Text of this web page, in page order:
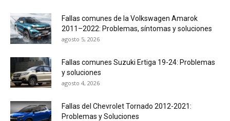
Fallas comunes de la Volkswagen Amarok
2011–2022: Problemas, síntomas y soluciones
agosto 5, 2026
Fallas comunes Suzuki Ertiga 19-24: Problemas
y soluciones
agosto 4, 2026
Fallas del Chevrolet Tornado 2012-2021:
Problemas y Soluciones